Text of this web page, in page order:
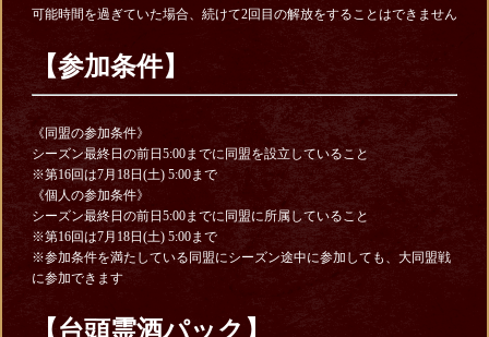
可能時間を過ぎていた場合、続けて2回目の解放をすることはできません
【参加条件】
《同盟の参加条件》
シーズン最終日の前日5:00までに同盟を設立していること
※第16回は7月18日(土) 5:00まで
《個人の参加条件》
シーズン最終日の前日5:00までに同盟に所属していること
※第16回は7月18日(土) 5:00まで
※参加条件を満たしている同盟にシーズン途中に参加しても、大同盟戦
に参加できます
【台頭霊酒パック】